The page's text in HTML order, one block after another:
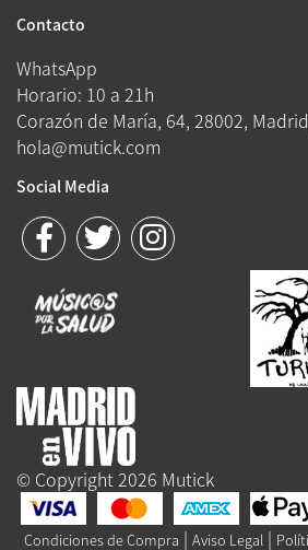
Contacto
WhatsApp
Horario: 10 a 21h
Corazón de María, 64, 28002,
hola@mutick.com
Social Media
© Copyright 2026 Mutick
Condiciones de Compra | Aviso Legal |